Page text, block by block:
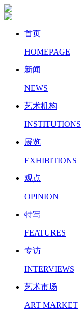
首页
HOMEPAGE
新闻
NEWS
艺术机构
INSTITUTIONS
展览
EXHIBITIONS
观点
OPINION
特写
FEATURES
专访
INTERVIEWS
艺术市场
ART MARKET